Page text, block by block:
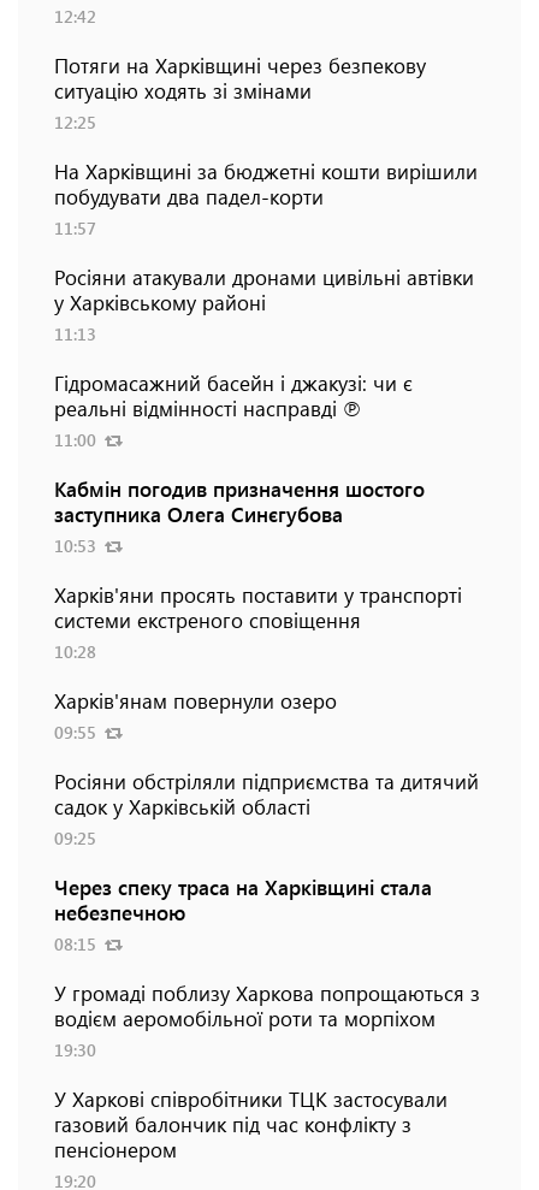
12:42
Потяги на Харківщині через безпекову
ситуацію ходять зі змінами
12:25
На Харківщині за бюджетні кошти вирішили
побудувати два падел-корти
11:57
Росіяни атакували дронами цивільні автівки
у Харківському районі
11:13
Гідромасажний басейн і джакузі: чи є
реальні відмінності насправді ℗
11:00
Кабмін погодив призначення шостого
заступника Олега Синєгубова
10:53
Харків'яни просять поставити у транспорті
системи екстреного сповіщення
10:28
Харків'янам повернули озеро
09:55
Росіяни обстріляли підприємства та дитячий
садок у Харківській області
09:25
Через спеку траса на Харківщині стала
небезпечною
08:15
У громаді поблизу Харкова попрощаються з
водієм аеромобільної роти та морпіхом
19:30
У Харкові співробітники ТЦК застосували
газовий балончик під час конфлікту з
пенсіонером
19:20